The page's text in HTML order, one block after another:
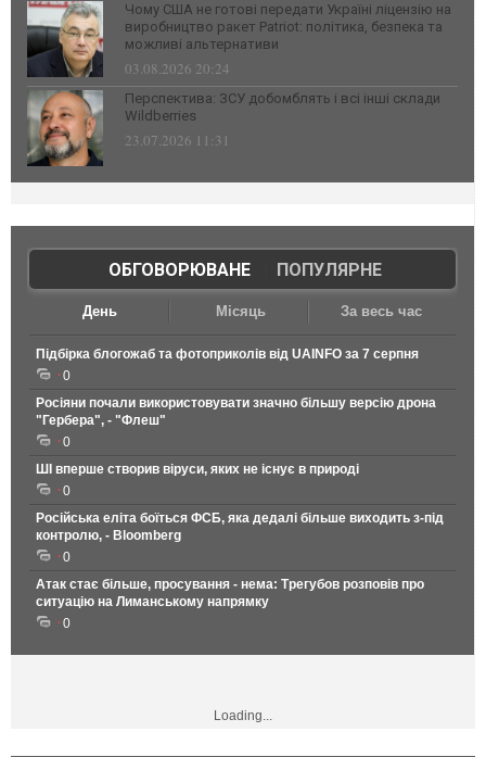
Чому США не готові передати Україні ліцензію на
виробництво ракет Patriot: політика, безпека та
можливі альтернативи
03.08.2026 20:24
Перспектива: ЗСУ добомблять і всі інші склади
Wildberries
23.07.2026 11:31
ОБГОВОРЮВАНЕ| ПОПУЛЯРНЕ
День Місяць За весь час
Підбірка блогожаб та фотоприколів від UAINFO за 7 серпня
0
Росіяни почали використовувати значно більшу версію дрона
"Гербера", - "Флеш"
0
ШІ вперше створив віруси, яких не існує в природі
0
Російська еліта боїться ФСБ, яка дедалі більше виходить з-під
контролю, - Bloomberg
0
Атак стає більше, просування - нема: Трегубов розповів про
ситуацію на Лиманському напрямку
0
Loading...